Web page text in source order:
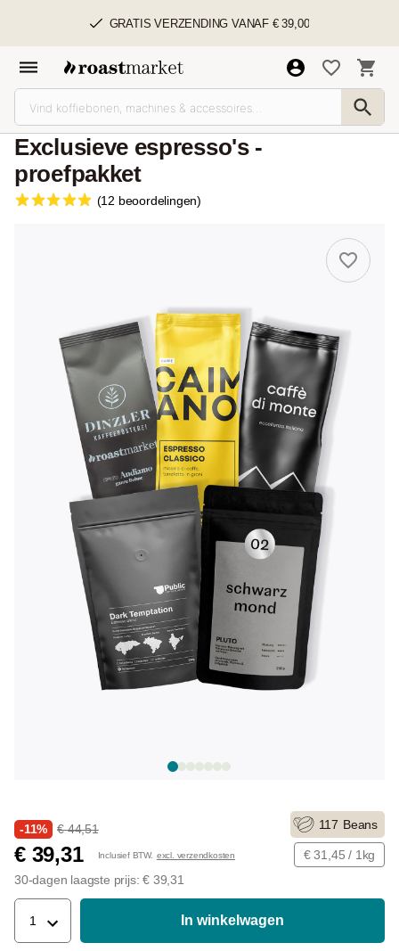
GRATIS VERZENDING VANAF € 39,00
Exclusieve espresso's -
proefpakket
(12 beoordelingen)
-11% € 44,51
€ 39,31 Inclusief BTW. excl. verzendkosten
30-dagen laagste prijs: € 39,31
117 Beans
€ 31,45 / 1kg
1 In winkelwagen